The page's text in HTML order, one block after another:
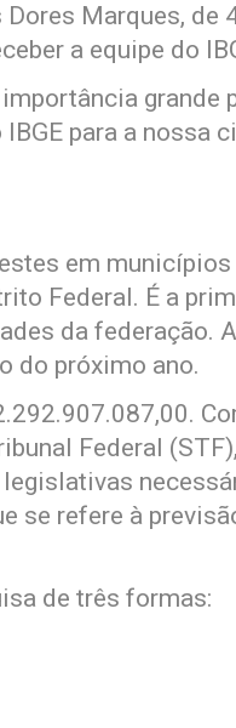
Marques, de
a equipe do
grande
para a nossa
em
Federal. É a
da federação.
do próximo ano.
Federal
se refere à
de três formas: